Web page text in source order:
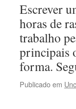
Escrever
horas de
trabalho
principais
forma.
Publicado em